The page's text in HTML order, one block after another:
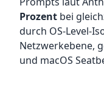
Prozent bei
durch OS-Level-
Netzwerkebene,
und macOS